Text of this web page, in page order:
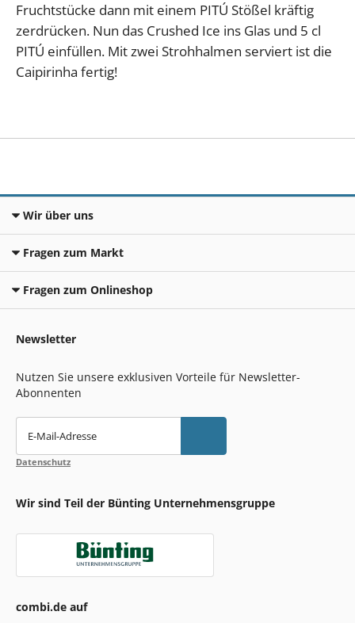
Fruchtstücke dann mit einem PITÚ Stößel kräftig
zerdrücken. Nun das Crushed Ice ins Glas und 5 cl
PITÚ einfüllen. Mit zwei Strohhalmen serviert ist die
Caipirinha fertig!
Wir über uns
Fragen zum Markt
Fragen zum Onlineshop
Newsletter
Nutzen Sie unsere exklusiven Vorteile für Newsletter-
Abonnenten
E-Mail-Adresse
Datenschutz
Wir sind Teil der Bünting Unternehmensgruppe
combi.de auf